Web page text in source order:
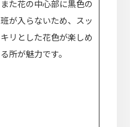
また花の中心部に黒色の
班が入らないため、スッ
キリとした花色が楽しめ
る所が魅力です。